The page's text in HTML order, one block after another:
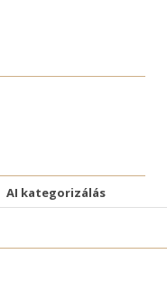
AI kategorizálás